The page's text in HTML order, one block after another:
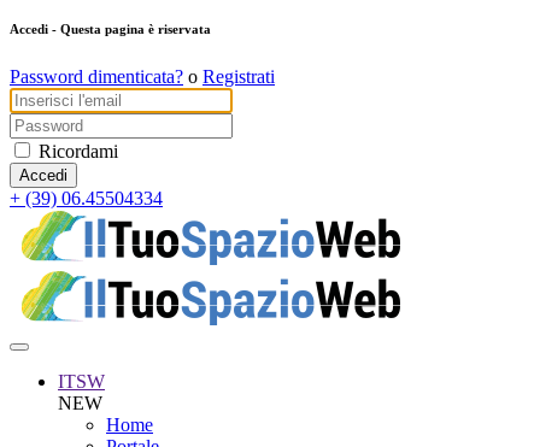
Accedi - Questa pagina è riservata
Password dimenticata? o Registrati
Ricordami
+ (39) 06.45504334
ITSW
NEW
Home